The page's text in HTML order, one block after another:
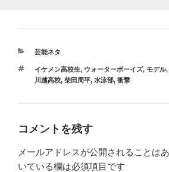
カ
ゴ
リ
芸能ネタ
タ
グ
イケメン高校生, ウォーターボーイズ, モデル,
川越高校, 柴田周平, 水泳部, 衝撃
コメントを残す
メールアドレスが公開されることはあ
いている欄は必須項目です